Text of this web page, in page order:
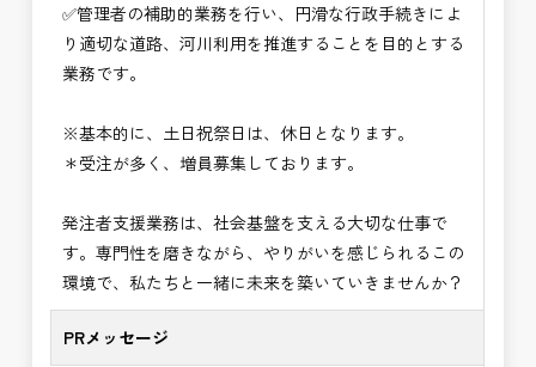
■勤務地について、ご希望のある方は別途ご相談く
ださい。
国土交通省、地方自治体
■発注者支援業務＜希望する業務をお選びくださ
い。＞
・＜急募＞資料作成業務
・NEXCO（ネクスコ）施工管理
・NEXCO（ネクスコ）点検業務
・電気工事監督支援業務
✅管理者の補助的業務を行い、円滑な行政手続きによ
り適切な道路、河川利用を推進することを目的とする
業務です。
※基本的に、土日祝祭日は、休日となります。
＊受注が多く、増員募集しております。
発注者支援業務は、社会基盤を支える大切な仕事で
す。専門性を磨きながら、やりがいを感じられるこの
環境で、私たちと一緒に未来を築いていきませんか？
PRメッセージ